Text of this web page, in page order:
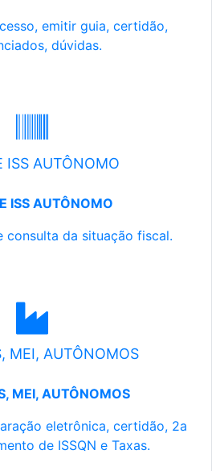
emitir guia, certidão,
dúvidas.
ISS AUTÔNOMO
ISS AUTÔNOMO
consulta da situação fiscal.
MEI, AUTÔNOMOS
MEI, AUTÔNOMOS
eletrônica, certidão, 2a
de ISSQN e Taxas.